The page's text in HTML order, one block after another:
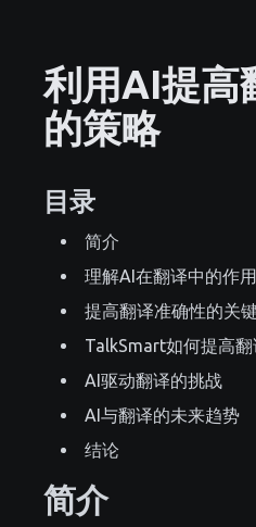
利用AI提高
的策略
目录
简介
理解AI在翻译中的作用
提高翻译准确性的关
TalkSmart如何提高
AI驱动翻译的挑战
AI与翻译的未来趋势
结论
简介